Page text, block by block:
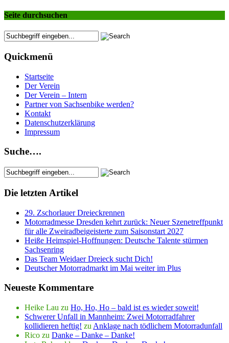
Seite durchsuchen
Quickmenü
Startseite
Der Verein
Der Verein – Intern
Partner von Sachsenbike werden?
Kontakt
Datenschutzerklärung
Impressum
Suche….
Die letzten Artikel
29. Zschorlauer Dreieckrennen
Motorradmesse Dresden kehrt zurück: Neuer Szenetreffpunkt
für alle Zweiradbeigeisterte zum Saisonstart 2027
Heiße Heimspiel-Hoffnungen: Deutsche Talente stürmen
Sachsenring
Das Team Weidaer Dreieck sucht Dich!
Deutscher Motorradmarkt im Mai weiter im Plus
Neueste Kommentare
Heike Lau zu Ho, Ho, Ho – bald ist es wieder soweit!
Schwerer Unfall in Mannheim: Zwei Motorradfahrer
kollidieren heftig! zu Anklage nach tödlichem Motorradunfall
Rico zu Danke – Danke – Danke!